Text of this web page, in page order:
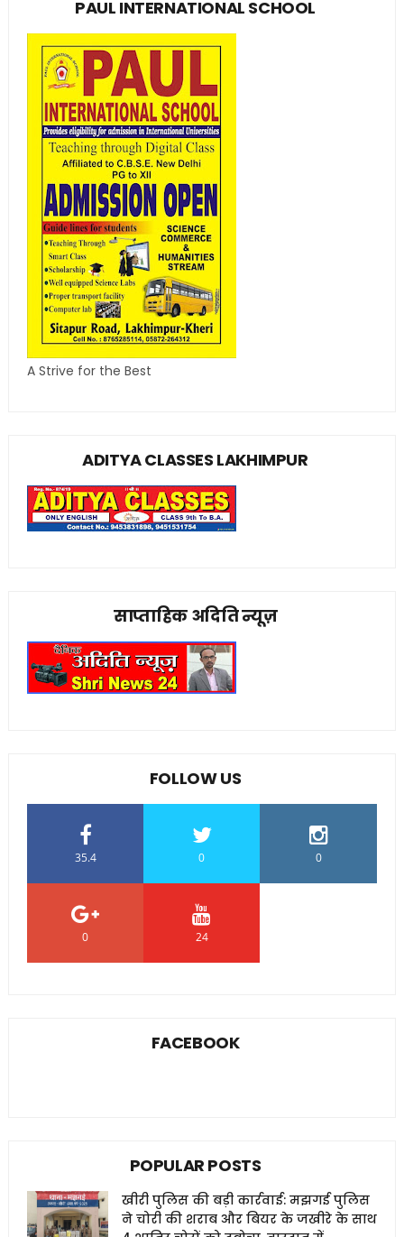
PAUL INTERNATIONAL SCHOOL
A Strive for the Best
ADITYA CLASSES LAKHIMPUR
साप्ताहिक अदिति न्यूज़
FOLLOW US
35.4 0 0
0 24
FACEBOOK
POPULAR POSTS
खीरी पुलिस की बड़ी कार्रवाई: मझगई पुलिस
ने चोरी की शराब और बियर के जखीरे के साथ